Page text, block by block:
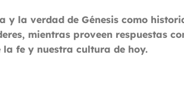
la verdad de Génesis como
mientras proveen respuestas
fe y nuestra cultura de hoy.